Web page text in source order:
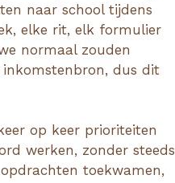
naar school tijdens
elke rit, elk formulier
normaal zouden
inkomstenbron, dus dit
op keer prioriteiten
werken, zonder steeds
toekwamen,